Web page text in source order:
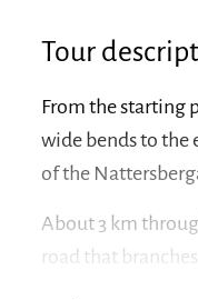
Tour
From the starting
wide bends to the
of the
About 3 km
road that